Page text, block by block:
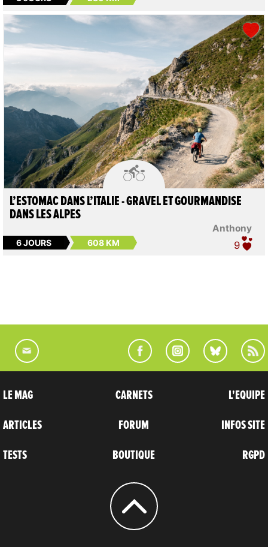

Anthony
L’ESTOMAC DANS L’ITALIE - GRAVEL ET GOURMANDISE
DANS LES ALPES
6 JOURS 608 KM 9
LE MAG
ARTICLES
TESTS
CARNETS
FORUM
BOUTIQUE
L'EQUIPE
INFOS SITE
RGPD